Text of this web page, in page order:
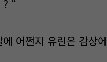
“
에 어쩐지 유린은 감상